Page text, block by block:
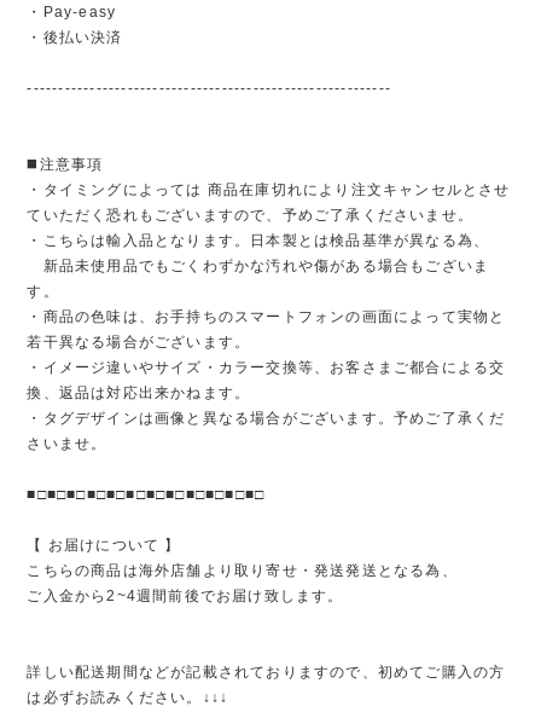
・Pay-easy
・後払い決済
----------------------------------------------------------
◼️注意事項
・タイミングによっては 商品在庫切れにより注文キャンセルとさせ
ていただく恐れもございますので、予めご了承くださいませ。
・こちらは輸入品となります。日本製とは検品基準が異なる為、
新品未使用品でもごくわずかな汚れや傷がある場合もございま
す。
・商品の色味は、お手持ちのスマートフォンの画面によって実物と
若干異なる場合がございます。
・イメージ違いやサイズ・カラー交換等、お客さまご都合による交
換、返品は対応出来かねます。
・タグデザインは画像と異なる場合がございます。予めご了承くだ
さいませ。
■□■□■□■□■□■□■□■□■□■□■□■□
【 お届けについて 】
こちらの商品は海外店舗より取り寄せ・発送発送となる為、
ご入金から2~4週間前後でお届け致します。
詳しい配送期間などが記載されておりますので、初めてご購入の方
は必ずお読みください。↓↓↓